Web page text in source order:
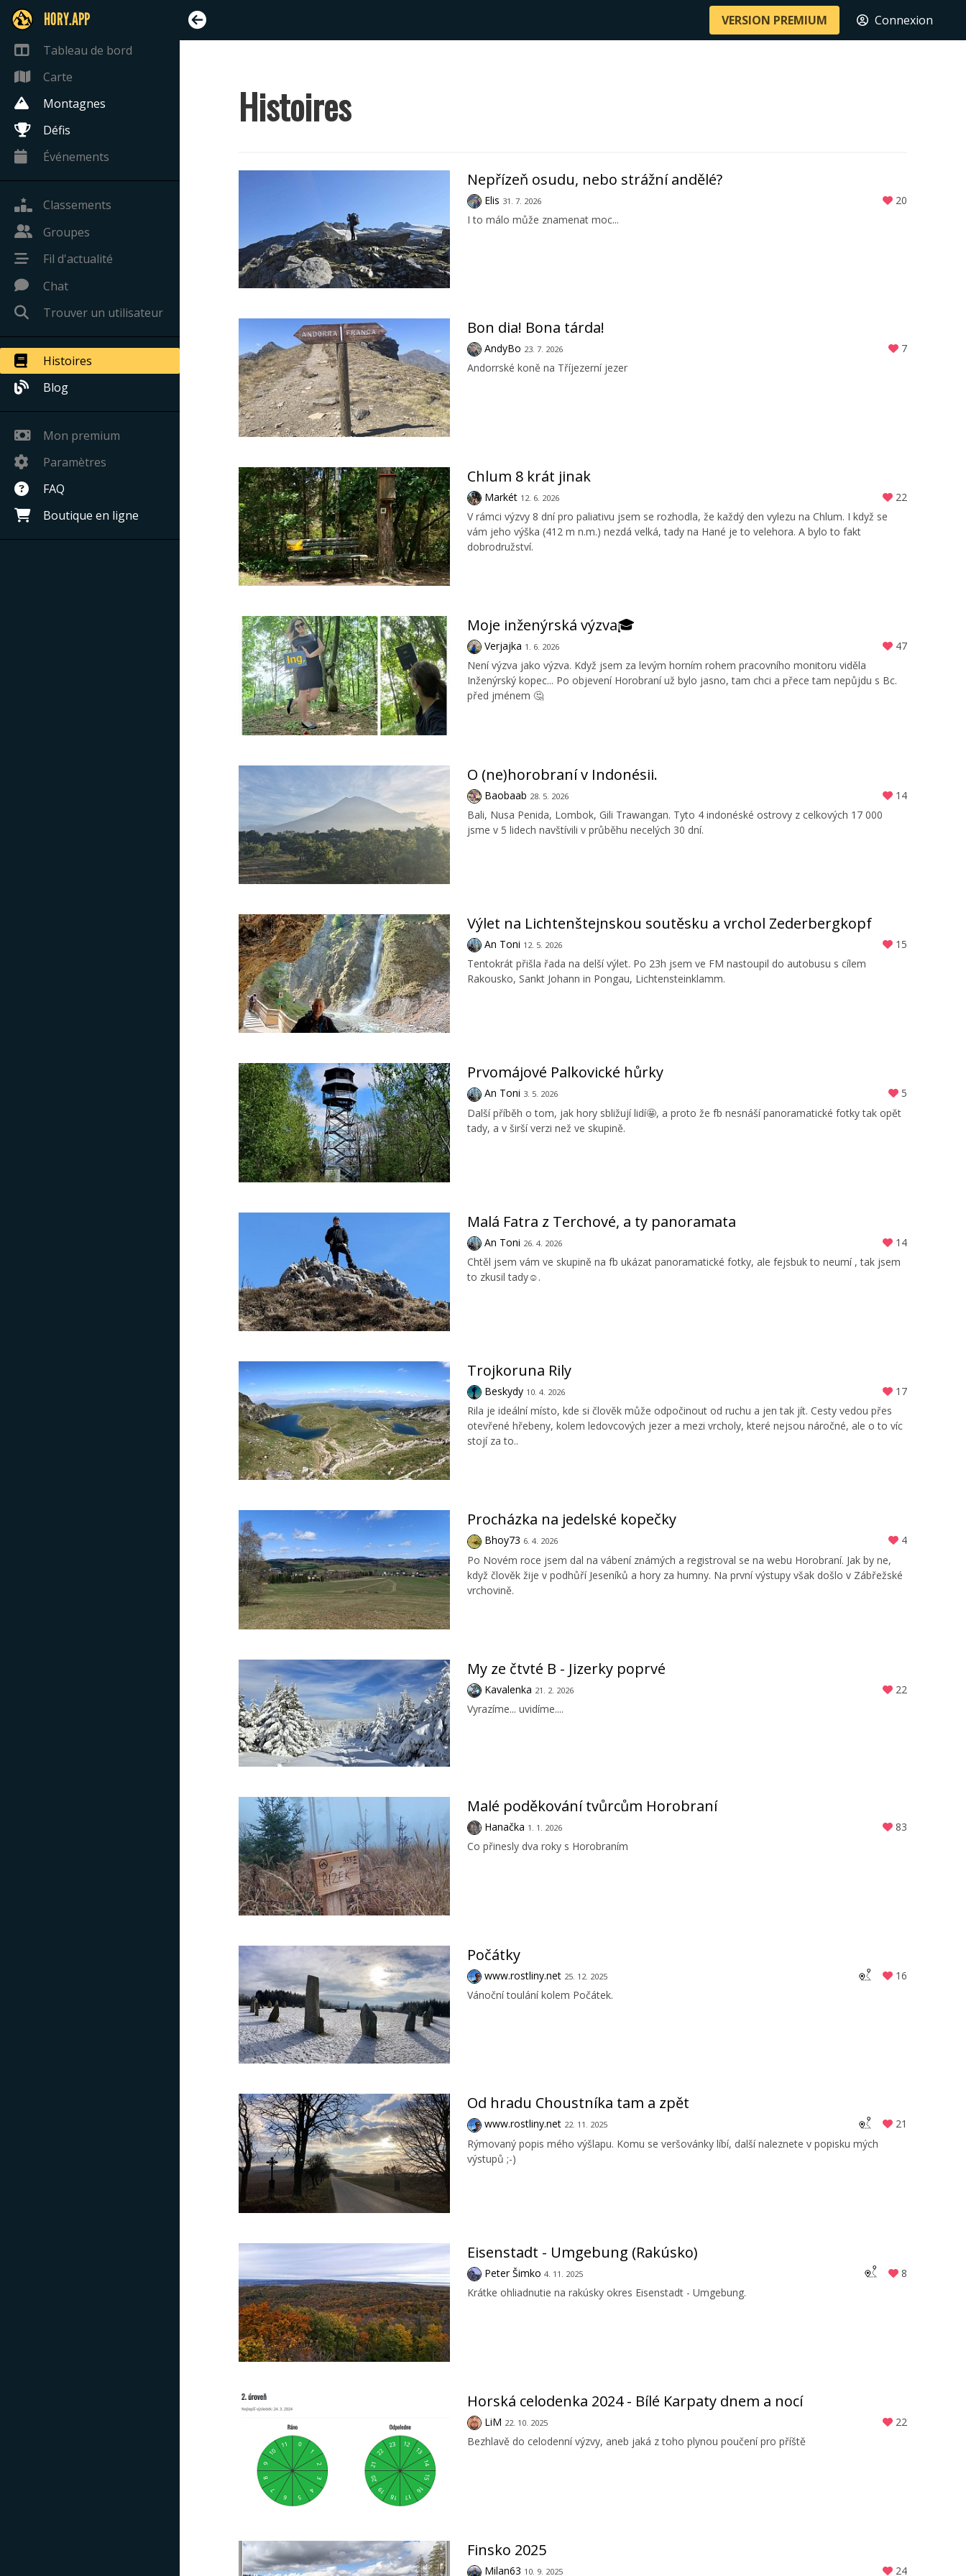
HORY.APP
Tableau de bord
Carte
Montagnes
Défis
Événements
Classements
Groupes
Fil d'actualité
Chat
Trouver un utilisateur
Histoires
Blog
Mon premium
Paramètres
FAQ
Boutique en ligne
VERSION PREMIUM Connexion
Histoires
Nepřízeň osudu, nebo strážní andělé?
Elis 31. 7. 2026
20
I to málo může znamenat moc...
Bon dia! Bona tárda!
AndyBo 23. 7. 2026
7
Andorrské koně na Tříjezerní jezer
Chlum 8 krát jinak
Markét 12. 6. 2026
22
V rámci výzvy 8 dní pro paliativu jsem se rozhodla, že každý den vylezu na Chlum. I když se
vám jeho výška (412 m n.m.) nezdá velká, tady na Hané je to velehora. A bylo to fakt
dobrodružství.
Moje inženýrská výzva🎓
Verjajka 1. 6. 2026
47
Není výzva jako výzva. Když jsem za levým horním rohem pracovního monitoru viděla
Inženýrský kopec... Po objevení Horobraní už bylo jasno, tam chci a přece tam nepůjdu s Bc.
před jménem 🤔
O (ne)horobraní v Indonésii.
Baobaab 28. 5. 2026
14
Bali, Nusa Penida, Lombok, Gili Trawangan. Tyto 4 indonéské ostrovy z celkových 17 000
jsme v 5 lidech navštívili v průběhu necelých 30 dní.
Výlet na Lichtenštejnskou soutěsku a vrchol Zederbergkopf
An Toni 12. 5. 2026
15
Tentokrát přišla řada na delší výlet. Po 23h jsem ve FM nastoupil do autobusu s cílem
Rakousko, Sankt Johann in Pongau, Lichtensteinklamm.
Prvomájové Palkovické hůrky
An Toni 3. 5. 2026
5
Další příběh o tom, jak hory sbližují lidí🤩, a proto že fb nesnáší panoramatické fotky tak opět
tady, a v širší verzi než ve skupině.
Malá Fatra z Terchové, a ty panoramata
An Toni 26. 4. 2026
14
Chtěl jsem vám ve skupině na fb ukázat panoramatické fotky, ale fejsbuk to neumí , tak jsem
to zkusil tady☺️.
Trojkoruna Rily
Beskydy 10. 4. 2026
17
Rila je ideální místo, kde si člověk může odpočinout od ruchu a jen tak jít. Cesty vedou přes
otevřené hřebeny, kolem ledovcových jezer a mezi vrcholy, které nejsou náročné, ale o to víc
stojí za to..
Procházka na jedelské kopečky
Bhoy73 6. 4. 2026
4
Po Novém roce jsem dal na vábení známých a registroval se na webu Horobraní. Jak by ne,
když člověk žije v podhůří Jeseníků a hory za humny. Na první výstupy však došlo v Zábřežské
vrchovině.
My ze čtvté B - Jizerky poprvé
Kavalenka 21. 2. 2026
22
Vyrazíme... uvidíme....
Malé poděkování tvůrcům Horobraní
Hanačka 1. 1. 2026
83
Co přinesly dva roky s Horobraním
Počátky
www.rostliny.net 25. 12. 2025
16
Vánoční toulání kolem Počátek.
Od hradu Choustníka tam a zpět
www.rostliny.net 22. 11. 2025
21
Rýmovaný popis mého výšlapu. Komu se veršovánky líbí, další naleznete v popisku mých
výstupů ;-)
Eisenstadt - Umgebung (Rakúsko)
Peter Šimko 4. 11. 2025
8
Krátke ohliadnutie na rakúsky okres Eisenstadt - Umgebung.
Horská celodenka 2024 - Bílé Karpaty dnem a nocí
LiM 22. 10. 2025
22
Bezhlavě do celodenní výzvy, aneb jaká z toho plynou poučení pro příště
Finsko 2025
Milan63 10. 9. 2025 24